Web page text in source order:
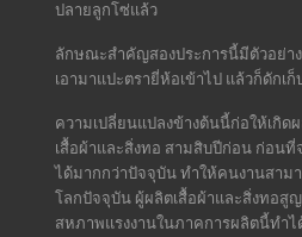
ปลายลูกโซ่แล้ว
ลักษณะสำคัญสองประการนี้มีตัวอย่า
เอามาแปะตรายี่ห้อเข้าไป แล้วก็ดัก
ความเปลี่ยนแปลงข้างต้นนี้ก่อให้เกิ
เสื้อผ้าและสิ่งทอ สามสิบปีก่อน ก่อน
ได้มากกว่าปัจจุบัน ทำให้คนงานสาม
โลกปัจจุบัน ผู้ผลิตเสื้อผ้าและสิ่งทอสู
สหภาพแรงงานในภาคการผลิตนี้ทำไ